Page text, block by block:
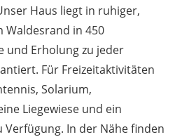
Haus liegt in ruhiger,
Waldesrand in 450
und Erholung zu jeder
Für Freizeitaktivitäten
Solarium,
Liegewiese und ein
Verfügung. In der Nähe finden